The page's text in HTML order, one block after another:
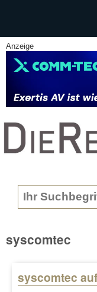
Anzeige
Search
syscomtec
syscomtec